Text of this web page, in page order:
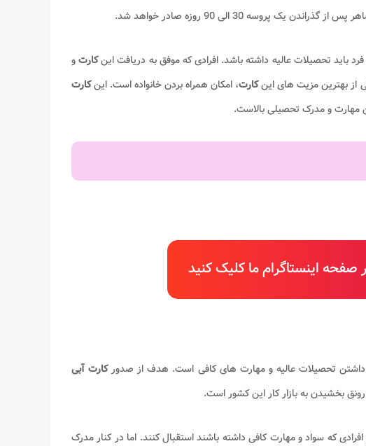
از گذراندن یک پروسه 30 الی 90 روزه صادر خواهد شد.
باید تحصیلات عالیه داشته باشد. افرادی که موفق به دریافت اینکارتو
از بهترین مزیت های اینکارت، امکان همراه بردن خانواده است. اینکارت
مهارت و مدرک تحصیلی بالاست.
اینستاگرام ما کلیک کنید
تحصیلات عالیه و مهارت های کافی است. هدف از صدورکارت آبی
رونق بخشیدن به بازار کار این کشور است.
افرادی که سواد و مهارت کافی داشته باشند استقبال کنند. اما در کنار مدرک